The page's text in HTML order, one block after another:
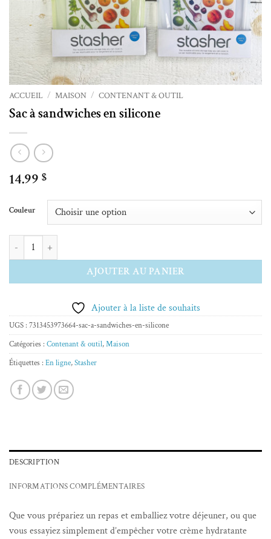
ACCUEIL / MAISON / CONTENANT & OUTIL
Sac à sandwiches en silicone
14.99 $
Couleur
quantité de Sac à sandwiches en silicone
AJOUTER AU PANIER
Alternative:
Ajouter à la liste de souhaits
UGS : 7313453973664-sac-a-sandwiches-en-silicone
Catégories : Contenant & outil,Maison
Étiquettes : En ligne,Stasher
DESCRIPTION
INFORMATIONS COMPLÉMENTAIRES
Que vous prépariez un repas et emballiez votre déjeuner, ou que
vous essayiez simplement d’empêcher votre crème hydratante